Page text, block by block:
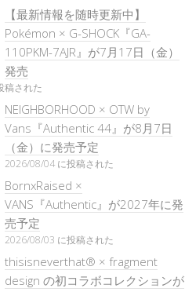
【最新情報を随時更新中】
Pokémon × G-SHOCK『GA-
110PKM-7AJR』が7月17日（金）
発売
稿された
NEIGHBORHOOD × OTW by
Vans『Authentic 44』が8月7日
（金）に発売予定
2026/08/04 に投稿された
BornxRaised ×
VANS『Authentic』が2027年に発
売予定
2026/08/03 に投稿された
thisisneverthat® × fragment
design の初コラボコレクションが